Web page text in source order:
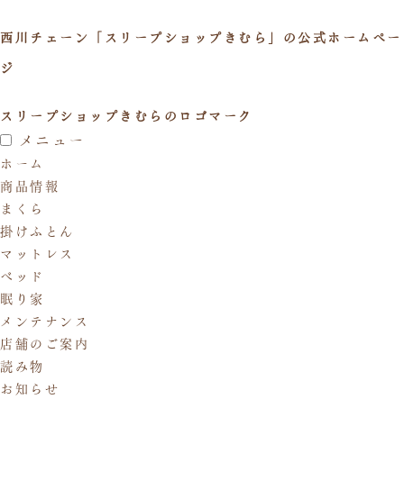
西川チェーン「スリープショップきむら」の公式ホームペー
ジ
スリープショップきむらのロゴマーク
メニュー
ホーム
商品情報
まくら
掛けふとん
マットレス
ベッド
眠り家
メンテナンス
店舗のご案内
読み物
お知らせ